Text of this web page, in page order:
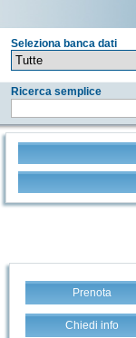
Seleziona banca dati
Ricerca semplice
Prenota
Chiedi info